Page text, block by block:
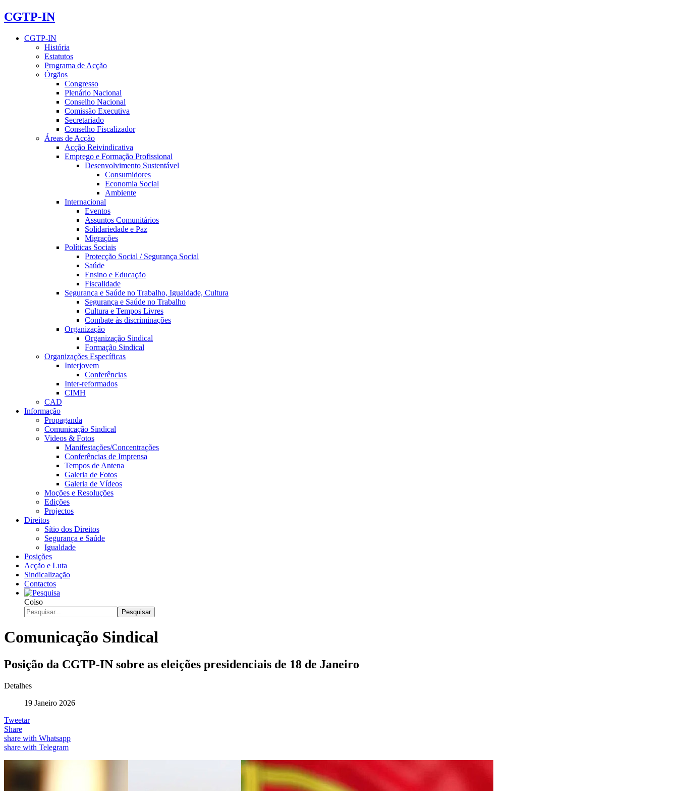
CGTP-IN
CGTP-IN
História
Estatutos
Programa de Acção
Órgãos
Congresso
Plenário Nacional
Conselho Nacional
Comissão Executiva
Secretariado
Conselho Fiscalizador
Áreas de Acção
Acção Reivindicativa
Emprego e Formação Profissional
Desenvolvimento Sustentável
Consumidores
Economia Social
Ambiente
Internacional
Eventos
Assuntos Comunitários
Solidariedade e Paz
Migrações
Políticas Sociais
Protecção Social / Segurança Social
Saúde
Ensino e Educação
Fiscalidade
Segurança e Saúde no Trabalho, Igualdade, Cultura
Segurança e Saúde no Trabalho
Cultura e Tempos Livres
Combate às discriminações
Organização
Organização Sindical
Formação Sindical
Organizações Específicas
Interjovem
Conferências
Inter-reformados
CIMH
CAD
Informação
Propaganda
Comunicação Sindical
Videos & Fotos
Manifestações/Concentrações
Conferências de Imprensa
Tempos de Antena
Galeria de Fotos
Galeria de Vídeos
Moções e Resoluções
Edições
Projectos
Direitos
Sítio dos Direitos
Segurança e Saúde
Igualdade
Posições
Acção e Luta
Sindicalização
Contactos
Coiso
Pesquisar
Comunicação Sindical
Posição da CGTP-IN sobre as eleições presidenciais de 18 de Janeiro
Detalhes
19 Janeiro 2026
Tweetar
Share
share with Whatsapp
share with Telegram